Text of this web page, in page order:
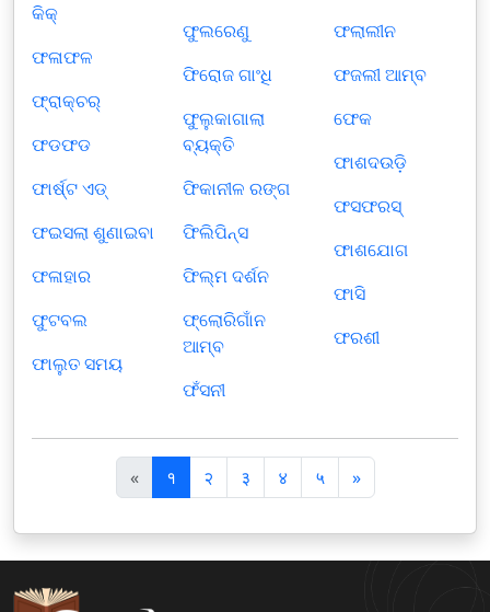
କିକ୍
ଫଳାଫଳ
ଫ୍ରାକ୍‌ଚର୍
ଫଡଫଡ
ଫାର୍ଷ୍ଟ ଏଡ୍
ଫଇସଲା ଶୁଣାଇବା
ଫଳାହାର
ଫୁଟବଲ
ଫାଲୁତ ସମୟ
ଫୁଲରେଣୁ
ଫିରୋଜ ଗାଂଧି
ଫୁଲୁକାଗାଲା
ବ୍ୟକ୍ତି
ଫିକାନୀଳ ରଙ୍ଗ
ଫିଲିପିନ୍ସ
ଫିଲ୍ମ ଦର୍ଶନ
ଫ୍ଲୋରିଗାଁନ
ଆମ୍ବ
ଫଁସନୀ
ଫଲାଲୀନ
ଫଜଲୀ ଆମ୍ବ
ଫେକ
ଫାଶଦଉଡ଼ି
ଫସଫରସ୍‌
ଫାଶଯୋଗ
ଫାସି
ଫରଶୀ
«पि
छ
ला
१ २ ३ ४ ५ »अ
ग
ला